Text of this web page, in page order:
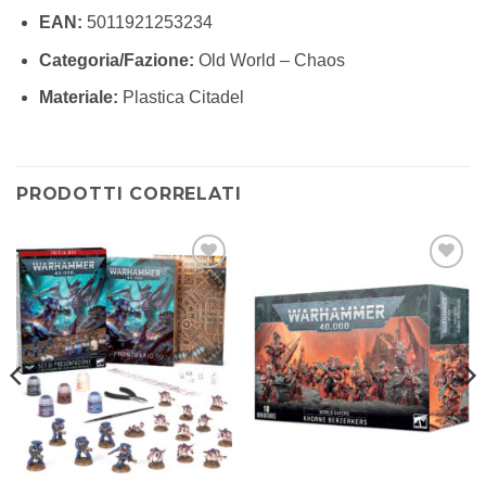
EAN: 5011921253234
Categoria/Fazione: Old World – Chaos
Materiale: Plastica Citadel
PRODOTTI CORRELATI
Aggiungi
alla lista
dei
desideri
Aggiungi
alla lista
dei
desideri